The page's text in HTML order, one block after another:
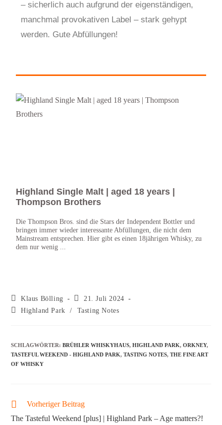
– sicherlich auch aufgrund der eigenständigen,
manchmal provokativen Label – stark gehypt
werden. Gute Abfüllungen!
Highland Single Malt | aged 18 years |
Thompson Brothers
Die Thompson Bros. sind die Stars der Independent Bottler und
bringen immer wieder interessante Abfüllungen, die nicht dem
Mainstream entsprechen. Hier gibt es einen 18jährigen Whisky, zu
dem nur wenig ...
Klaus Bölling
21. Juli 2024
Highland Park
/ Tasting Notes
SCHLAGWÖRTER:BRÜHLER WHISKYHAUS, HIGHLAND PARK, ORKNEY,
TASTEFUL WEEKEND - HIGHLAND PARK, TASTING NOTES, THE FINE ART
OF WHISKY
Vorheriger Beitrag
The Tasteful Weekend [plus] | Highland Park – Age matters?!